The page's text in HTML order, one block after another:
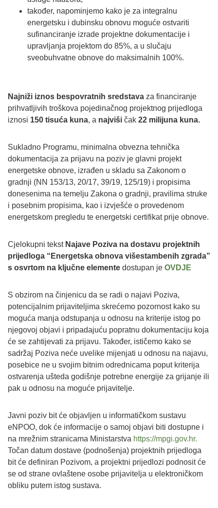
također, napominjemo kako je za integralnu
energetsku i dubinsku obnovu moguće ostvariti
sufinanciranje izrade projektne dokumentacije i
upravljanja projektom do 85%, a u slučaju
sveobuhvatne obnove do maksimalnih 100%.
Najniži iznos bespovratnih sredstava za financiranje
prihvatljivih troškova pojedinačnog projektnog prijedloga
iznosi 150 tisuća kuna, a najviši čak 22 milijuna kuna.
Sukladno Programu, minimalna obvezna tehnička
dokumentacija za prijavu na poziv je glavni projekt
energetske obnove, izrađen u skladu sa Zakonom o
gradnji (NN 153/13, 20/17, 39/19, 125/19) i propisima
donesenima na temelju Zakona o gradnji, pravilima struke
i posebnim propisima, kao i izvješće o provedenom
energetskom pregledu te energetski certifikat prije obnove.
Cjelokupni tekst Najave Poziva na dostavu projektnih
prijedloga “Energetska obnova višestambenih zgrada”
s osvrtom na ključne elemente dostupan je OVDJE
S obzirom na činjenicu da se radi o najavi Poziva,
potencijalnim prijaviteljima skrećemo pozornost kako su
moguća manja odstupanja u odnosu na kriterije istog po
njegovoj objavi i pripadajuću popratnu dokumentaciju koja
će se zahtijevati za prijavu. Također, ističemo kako se
sadržaj Poziva neće uvelike mijenjati u odnosu na najavu,
posebice ne u svojim bitnim odrednicama poput kriterija
ostvarenja ušteda godišnje potrebne energije za grijanje ili
pak u odnosu na moguće prijavitelje.
Javni poziv bit će objavljen u informatičkom sustavu
eNPOO, dok će informacije o samoj objavi biti dostupne i
na mrežnim stranicama Ministarstva https://mpgi.gov.hr.
Točan datum dostave (podnošenja) projektnih prijedloga
bit će definiran Pozivom, a projektni prijedlozi podnosit će
se od strane ovlaštene osobe prijavitelja u elektroničkom
obliku putem istog sustava.